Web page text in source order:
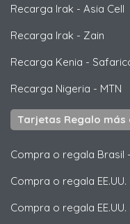
Recarga Irak - Asia Cell
Recarga Irak - Zain
Recarga Kenia -
Recarga Nigeria - MTN
Tarjetas Regalo más
Compra o regala Brasil -
Compra o regala EE.UU.
Compra o regala EE.UU.